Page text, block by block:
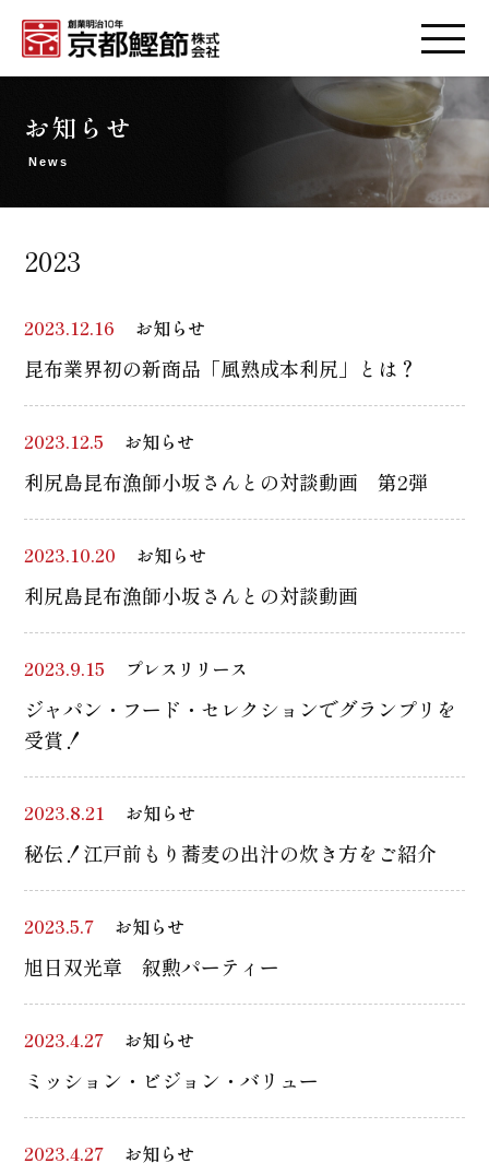
お知らせ
News
2023
2023.12.16 お知らせ
昆布業界初の新商品「風熟成本利尻」とは？
2023.12.5 お知らせ
利尻島昆布漁師小坂さんとの対談動画 第2弾
2023.10.20 お知らせ
利尻島昆布漁師小坂さんとの対談動画
2023.9.15 プレスリリース
ジャパン・フード・セレクションでグランプリを
受賞！
2023.8.21 お知らせ
秘伝！江戸前もり蕎麦の出汁の炊き方をご紹介
2023.5.7 お知らせ
旭日双光章 叙勲パーティー
2023.4.27 お知らせ
ミッション・ビジョン・バリュー
2023.4.27 お知らせ